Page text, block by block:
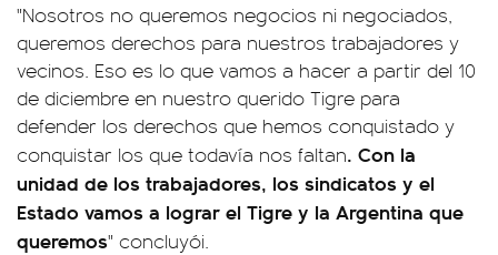
"Nosotros no queremos negocios ni negociados,
queremos derechos para nuestros trabajadores y
vecinos. Eso es lo que vamos a hacer a partir del 10
de diciembre en nuestro querido Tigre para
defender los derechos que hemos conquistado y
conquistar los que todavía nos faltan. Con la
unidad de los trabajadores, los sindicatos y el
Estado vamos a lograr el Tigre y la Argentina que
queremos" concluyói.